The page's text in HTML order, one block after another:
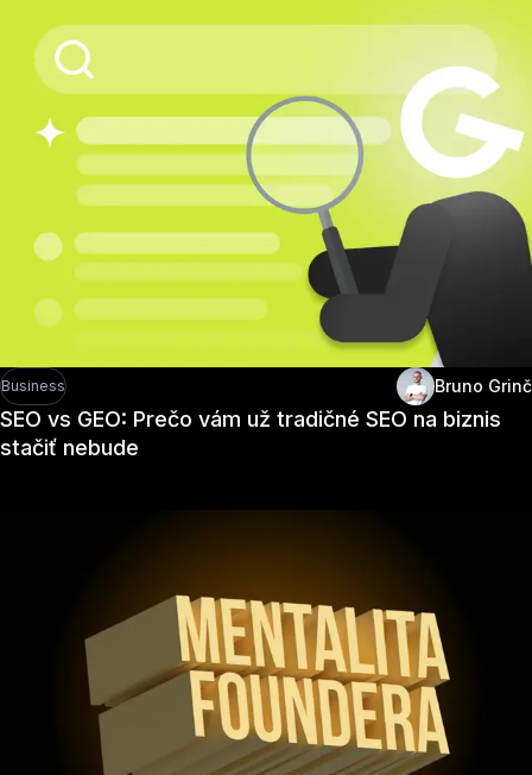
Business Bruno Grinč
SEO vs GEO: Prečo vám už tradičné SEO na biznis
stačiť nebude